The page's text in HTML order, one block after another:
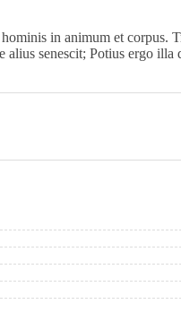
in animum et corpus.
senescit; Potius ergo illa